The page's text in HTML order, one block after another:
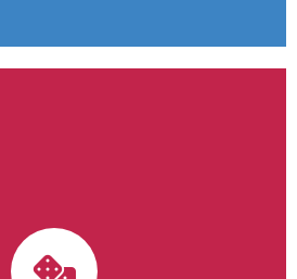
les Temps d’Activités
les Pauses Méridiennes, nous